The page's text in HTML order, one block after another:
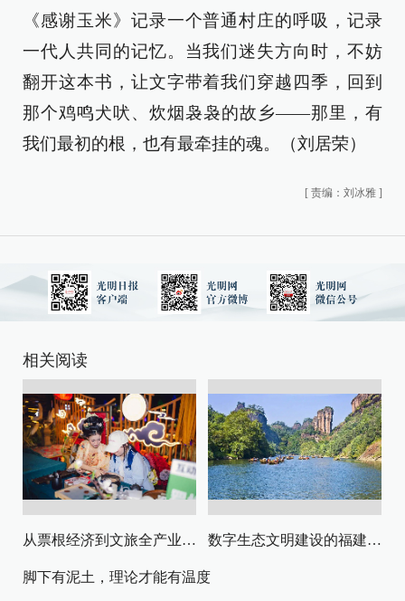
《感谢玉米》记录一个普通村庄的呼吸，记录
一代人共同的记忆。当我们迷失方向时，不妨
翻开这本书，让文字带着我们穿越四季，回到
那个鸡鸣犬吠、炊烟袅袅的故乡——那里，有
我们最初的根，也有最牵挂的魂。（刘居荣）
[ 责编：刘冰雅 ]
相关阅读
从票根经济到文旅全产业链升级 数字生态文明建设的福建路径与启示
脚下有泥土，理论才能有温度